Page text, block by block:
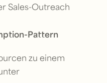
Sales-Outreach
Pattern
zu einem